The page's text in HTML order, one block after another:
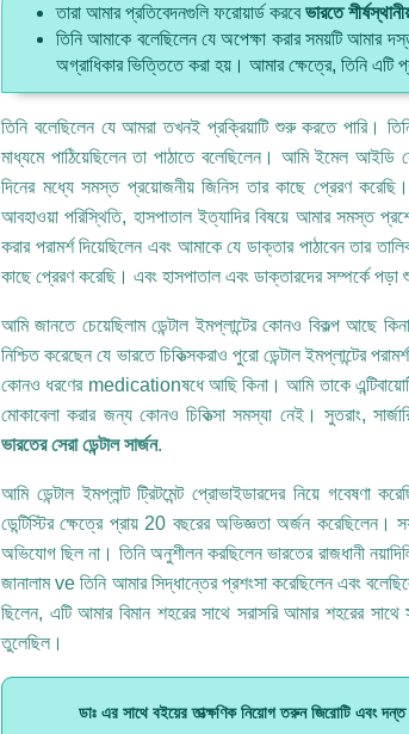
তারা আমার প্রতিবেদনগুলি ফরোয়ার্ড করবেভারতে
তিনি আমাকে বলেছিলেন যে অপেক্ষা করার সময়টি আমার
অগ্রাধিকার ভিত্তিতে করা হয়। আমার ক্ষেত্রে, তিনি এটি
তিনি বলেছিলেন যে আমরা তখনই প্রক্রিয়াটি শুরু করতে পারি।
মাধ্যমে পাঠিয়েছিলেন তা পাঠাতে বলেছিলেন। আমি ইমেল
দিনের মধ্যে সমস্ত প্রয়োজনীয় জিনিস তার কাছে প্রেরণ
আবহাওয়া পরিস্থিতি, হাসপাতাল ইত্যাদির বিষয়ে আমার সমস্ত
করার পরামর্শ দিয়েছিলেন এবং আমাকে যে ডাক্তার পাঠাবেন তার
কাছে প্রেরণ করেছি। এবং হাসপাতাল এবং ডাক্তারদের সম্পর্কে
আমি জানতে চেয়েছিলাম ডেন্টাল ইমপ্লান্টের কোনও বিকল্প আছে
নিশ্চিত করেছেন যে ভারতে চিকিত্সকরাও পুরো ডেন্টাল ইমপ্লান্টের
কোনও ধরণের medicationষধে আছি কিনা। আমি তাকে
মোকাবেলা করার জন্য কোনও চিকিত্সা সমস্যা নেই। সুতরাং,
ভারতের সেরা ডেন্টাল সার্জন.
আমি ডেন্টাল ইমপ্লান্ট ট্রিটমেন্ট প্রোভাইডারদের নিয়ে গবেষণা
ডেন্টিস্টির ক্ষেত্রে প্রায় 20 বছরের অভিজ্ঞতা অর্জন করেছিলেন।
অভিযোগ ছিল না। তিনি অনুশীলন করছিলেন ভারতের রাজধানী
জানালাম ve তিনি আমার সিদ্ধান্তের প্রশংসা করেছিলেন এবং
ছিলেন, এটি আমার বিমান শহরের সাথে সরাসরি আমার শহরের
তুলেছিল।
ডাঃ এর সাথে বইয়ের তাত্ক্ষণিক নিয়োগ তরুন জিরোটি এবং